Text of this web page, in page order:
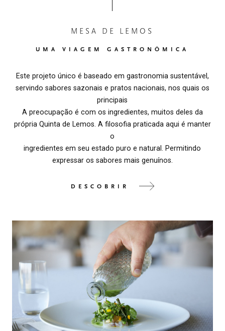
MESA DE LEMOS
UMA VIAGEM GASTRONÔMICA
Este projeto único é baseado em gastronomia sustentável,
servindo sabores sazonais e pratos nacionais, nos quais os
principais
A preocupação é com os ingredientes, muitos deles da
própria Quinta de Lemos. A filosofia praticada aqui é manter
o
ingredientes em seu estado puro e natural. Permitindo
expressar os sabores mais genuínos.
DESCOBRIR